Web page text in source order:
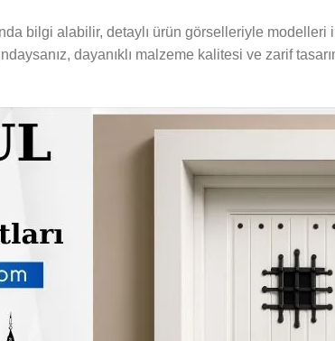
bilgi alabilir, detaylı ürün görselleriyle
dayanıklı malzeme kalitesi ve zarif